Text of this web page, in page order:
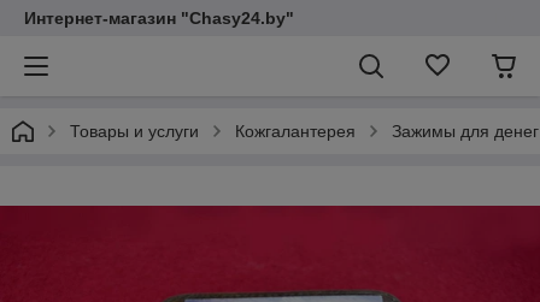
Интернет-магазин "Chasy24.by"
Товары и услуги Кожгалантерея Зажимы для денег